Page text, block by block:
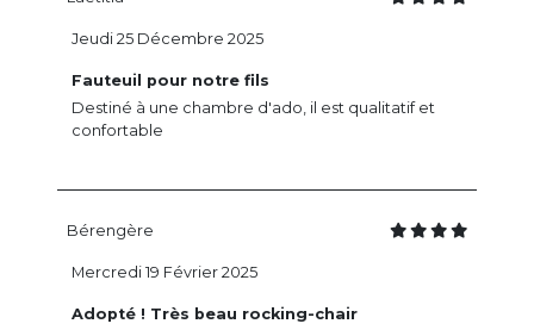
Fauteuil pour notre fils
Destiné à une chambre d'ado, il est qualitatif et
confortable
Jeudi 25 Décembre 2025
Bérengère
Adopté ! Très beau rocking-chair
Mercredi 19 Février 2025